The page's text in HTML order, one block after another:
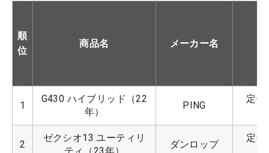
順
位
商品名 メーカー名
1
G430 ハイブリッド（22
年）
PING
定価
2
ゼクシオ13 ユーティリ
ダンロップ
定価